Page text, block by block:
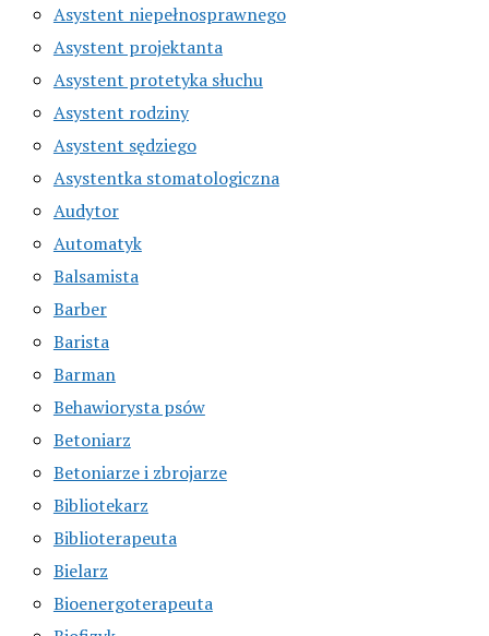
Asystent niepełnosprawnego
Asystent projektanta
Asystent protetyka słuchu
Asystent rodziny
Asystent sędziego
Asystentka stomatologiczna
Audytor
Automatyk
Balsamista
Barber
Barista
Barman
Behawiorysta psów
Betoniarz
Betoniarze i zbrojarze
Bibliotekarz
Biblioterapeuta
Bielarz
Bioenergoterapeuta